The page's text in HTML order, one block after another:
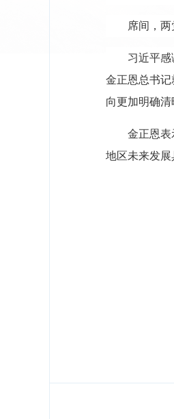
席间，
习近平
金正恩总书
向更加明确
金正恩
地区未来发展